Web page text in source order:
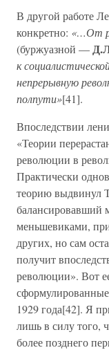
В другой работе
конкретно: «…От
(буржуазной —
к
непрерывную
полпути»[41].
Впоследствии
«Теории
революции в
Практически
теорию выдвинул
балансировавший
меньшевиками,
других, но сам
получит
революции». Вот
1929 года[42]. Я
лишь в силу того,
более позднего